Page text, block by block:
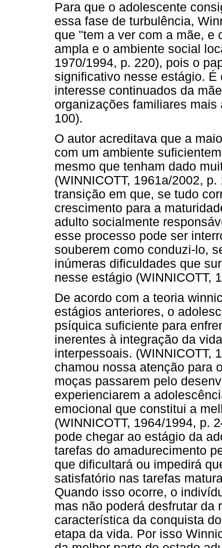
Para que o adolescente
essa fase de turbulência,
que "tem a ver com a mãe,
ampla e o ambiente social
1970/1994, p. 220), pois o
significativo nesse estágio.
interesse continuados da
organizações familiares mais
100).
O autor acreditava que a
com um ambiente
mesmo que tenham dado
(WINNICOTT, 1961a/2002,
transição em que, se tudo
crescimento para a
adulto socialmente
esse processo pode ser
souberem como conduzi-lo,
inúmeras dificuldades que
nesse estágio (WINNICOTT,
De acordo com a teoria
estágios anteriores, o
psíquica suficiente para
inerentes à integração da
interpessoais. (WINNICOTT,
chamou nossa atenção para
moças passarem pelo
experienciarem a
emocional que constitui a
(WINNICOTT, 1964/1994, p.
pode chegar ao estágio da
tarefas do amadurecimento
que dificultará ou impedirá
satisfatório nas tarefas
Quando isso ocorre, o
mas não poderá desfrutar da
característica da conquista
etapa da vida. Por isso